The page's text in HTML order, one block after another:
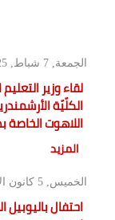
الجمعة, 7 شباط, 2025
لقاء وزير
الكلّيّة
اللاهوت
المزيد
الخميس, 5 كانون الأول, 2024
احتفال